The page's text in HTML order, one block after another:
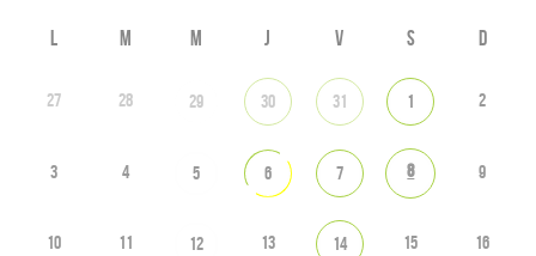
L M M J V S D
27 28 29 30 31 1 2
3 4 5 6 7 8 9
10 11 12 13 14 15 16